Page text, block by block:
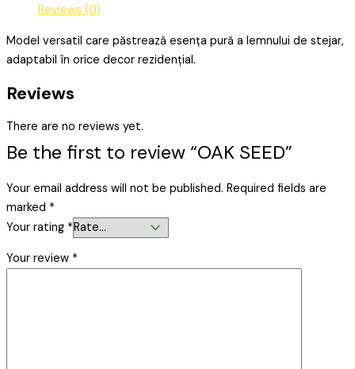
Reviews (0)
Model versatil care păstrează esența pură a lemnului de stejar,
adaptabil în orice decor rezidențial.
Reviews
There are no reviews yet.
Be the first to review “OAK SEED”
Your email address will not be published. Required fields are
marked *
Your rating *
Your review *